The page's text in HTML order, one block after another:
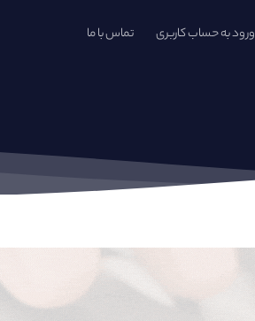
ورود به حساب کاربری تماس با ما